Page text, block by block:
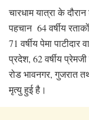
चारधाम यात्रा के
पहचान 64 वर्षीय
71 वर्षीय पेमा
प्रदेश, 62 वर्षीय
रोड भावनगर, गुजरात
मृत्यु हुई है।